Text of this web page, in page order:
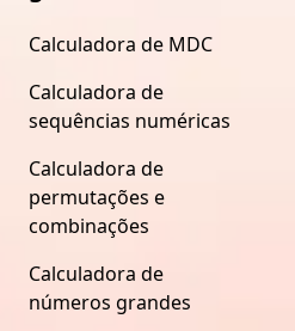
Calculadora de MDC
Calculadora de
sequências numéricas
Calculadora de
permutações e
combinações
Calculadora de
números grandes